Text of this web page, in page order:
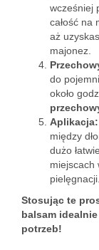
wcześniej
całość na
aż
majonez.
do
około
Aplikacja:
między
dużo
miejscach
pielęgnacji.
Stosując te
balsam
potrzeb!